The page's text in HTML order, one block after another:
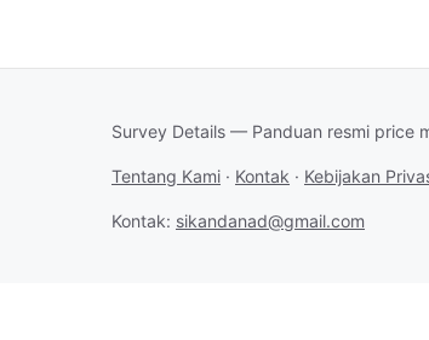
Survey Details — Panduan resmi price
Tentang Kami · Kontak · Kebijakan
Kontak: sikandanad@gmail.com